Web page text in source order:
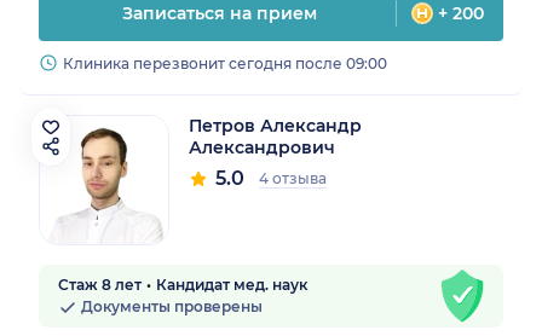
Записаться на прием + 200
Клиника перезвонит сегодня после 09:00
Петров Александр
Александрович
5.0 4 отзыва
Стаж 8 лет
Кандидат мед. наук
Документы проверены